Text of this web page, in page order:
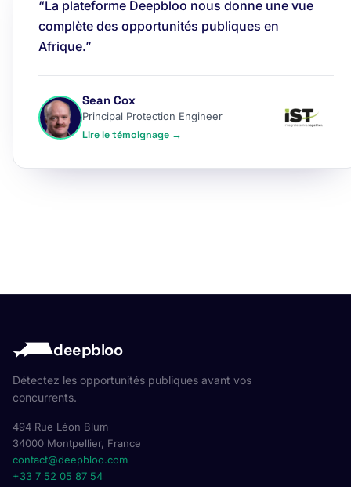
“La plateforme Deepbloo nous donne une vue
complète des opportunités publiques en
Afrique.”
Sean Cox
Principal Protection Engineer
Lire le témoignage →
deepbloo
Détectez les opportunités publiques avant vos
concurrents.
494 Rue Léon Blum
34000 Montpellier, France
contact@deepbloo.com
+33 7 52 05 87 54